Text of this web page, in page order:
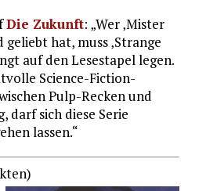
Die Zukunft: „Wer ‚Mister
geliebt hat, muss ‚Strange
auf den Lesestapel legen.
Science-Fiction-
Pulp-Recken und
darf sich diese Serie
lassen.“